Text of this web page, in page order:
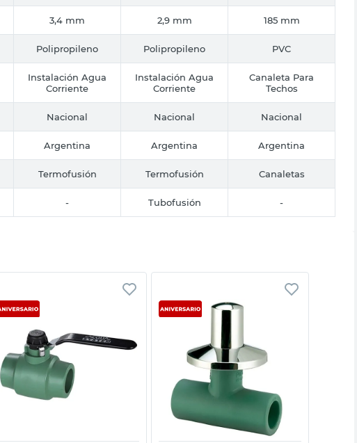
3,4 mm 2,9 mm 185 mm
Polipropileno Polipropileno PVC
Instalación Agua
Corriente
Instalación Agua
Corriente
Canaleta Para
Techos
Nacional Nacional Nacional
Argentina Argentina Argentina
Termofusión Termofusión Canaletas
- Tubofusión -
Vista rápida Vista rápida